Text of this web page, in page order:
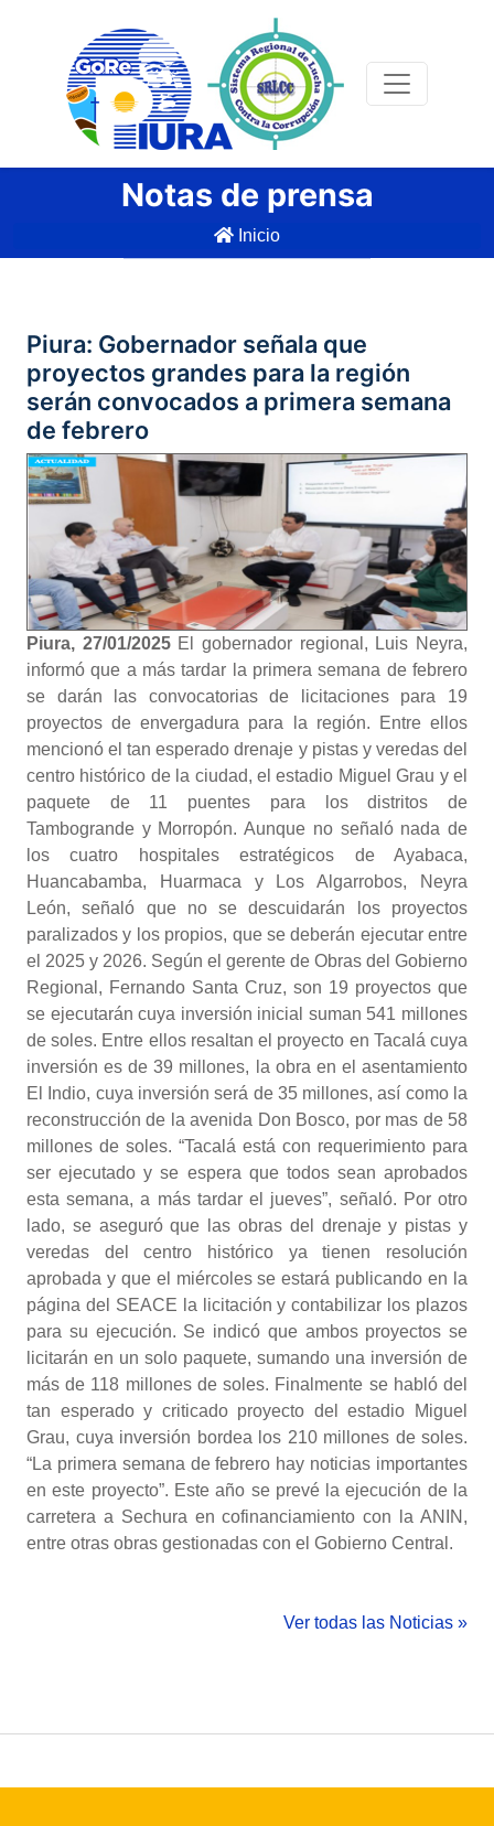
Notas de prensa
Inicio
Piura: Gobernador señala que
proyectos grandes para la región
serán convocados a primera semana
de febrero
Piura, 27/01/2025 El gobernador regional, Luis Neyra,
informó que a más tardar la primera semana de febrero
se darán las convocatorias de licitaciones para 19
proyectos de envergadura para la región. Entre ellos
mencionó el tan esperado drenaje y pistas y veredas del
centro histórico de la ciudad, el estadio Miguel Grau y el
paquete de 11 puentes para los distritos de
Tambogrande y Morropón. Aunque no señaló nada de
los cuatro hospitales estratégicos de Ayabaca,
Huancabamba, Huarmaca y Los Algarrobos, Neyra
León, señaló que no se descuidarán los proyectos
paralizados y los propios, que se deberán ejecutar entre
el 2025 y 2026. Según el gerente de Obras del Gobierno
Regional, Fernando Santa Cruz, son 19 proyectos que
se ejecutarán cuya inversión inicial suman 541 millones
de soles. Entre ellos resaltan el proyecto en Tacalá cuya
inversión es de 39 millones, la obra en el asentamiento
El Indio, cuya inversión será de 35 millones, así como la
reconstrucción de la avenida Don Bosco, por mas de 58
millones de soles. “Tacalá está con requerimiento para
ser ejecutado y se espera que todos sean aprobados
esta semana, a más tardar el jueves”, señaló. Por otro
lado, se aseguró que las obras del drenaje y pistas y
veredas del centro histórico ya tienen resolución
aprobada y que el miércoles se estará publicando en la
página del SEACE la licitación y contabilizar los plazos
para su ejecución. Se indicó que ambos proyectos se
licitarán en un solo paquete, sumando una inversión de
más de 118 millones de soles. Finalmente se habló del
tan esperado y criticado proyecto del estadio Miguel
Grau, cuya inversión bordea los 210 millones de soles.
“La primera semana de febrero hay noticias importantes
en este proyecto”. Este año se prevé la ejecución de la
carretera a Sechura en cofinanciamiento con la ANIN,
entre otras obras gestionadas con el Gobierno Central.
Ver todas las Noticias »